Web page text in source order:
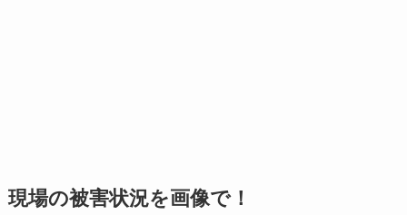
現場の被害状況を画像で！